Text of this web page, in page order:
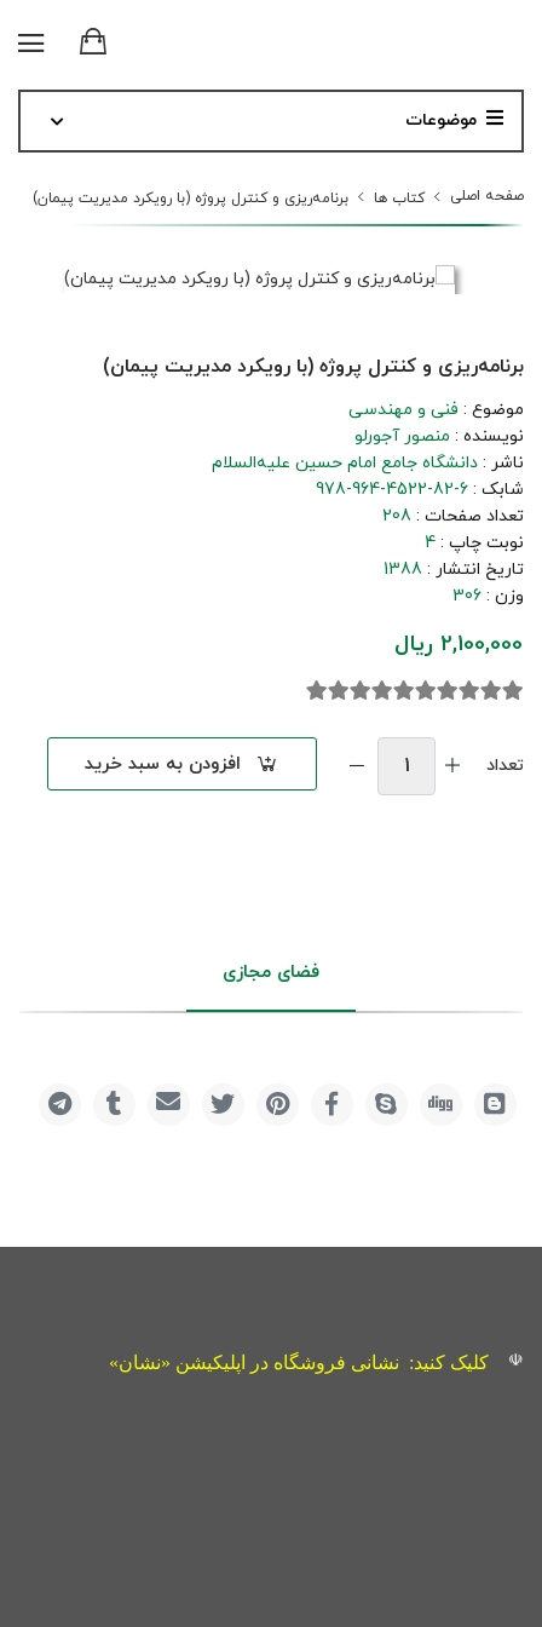
موضوعات
صفحه اصلی کتاب ها برنامه‌ریزی و کنترل پروژه (با رویکرد مدیریت پیمان)
برنامه‌ریزی و کنترل پروژه (با رویکرد مدیریت پیمان)
موضوع : فنی و مهندسی
نویسنده : منصور آجورلو
ناشر : دانشگاه جامع امام حسین علیه‌السلام
شابک : 978-964-4522-82-6
تعداد صفحات : 208
نوبت چاپ : 4
تاریخ انتشار : 1388
وزن : 306
2,100,000 ریال
تعداد افزودن به سبد خرید
فضای مجازی
☫ کلیک کنید: نشانی فروشگاه در اپلیکیشن «نشان»